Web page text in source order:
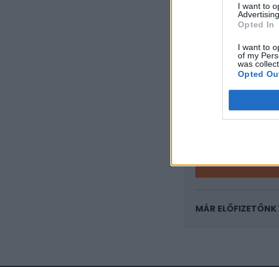
I want to
Advertising.
Opted In
I want to
of my
was
Opted
KEDVES
A keresett cikk a
regisztrációhoz
Az előfizetés a
Portfolio.hu
Kötéslisták:
MÁR